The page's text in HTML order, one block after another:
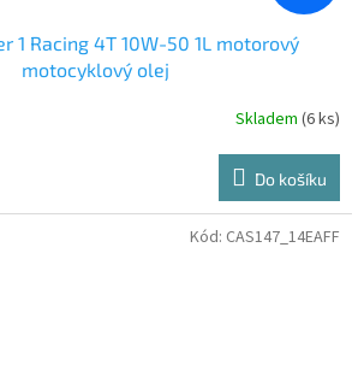
1 Racing 4T 10W-50 1L motorový
motocyklový olej
Skladem (6 ks)
Do košíku
Kód: CAS147_14EAFF